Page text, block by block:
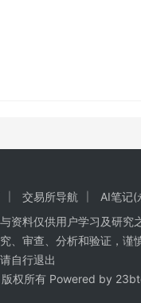
交易所导航
AI笔记(
资料仅供用户学习及研
、审查、分析和验证，
自行退出
权所有 Powered by